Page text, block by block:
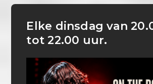
Elke dinsdag van
tot 22.00 uur.